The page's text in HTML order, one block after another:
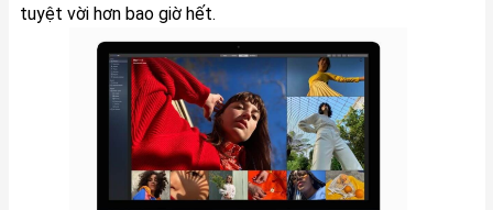
tuyệt vời hơn bao giờ hết.